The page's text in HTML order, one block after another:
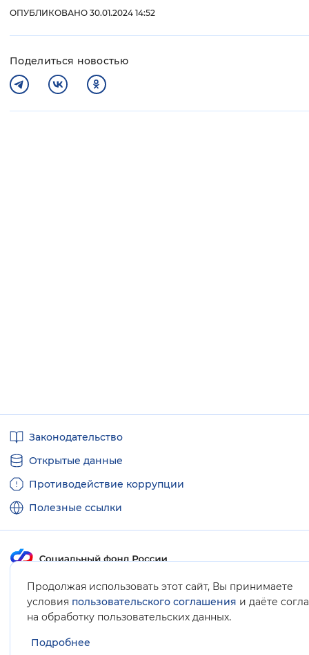
ОПУБЛИКОВАНО 30.01.2024 14:52
Поделиться новостью
Продолжая использовать этот сайт, Вы принимаете
условия пользовательского соглашения и даёте
на обработку пользовательских данных.
Подробнее
ссылкиЗаконодательство
Открытые данные
Противодействие коррупции
Полезные ссылки
Карта сайта